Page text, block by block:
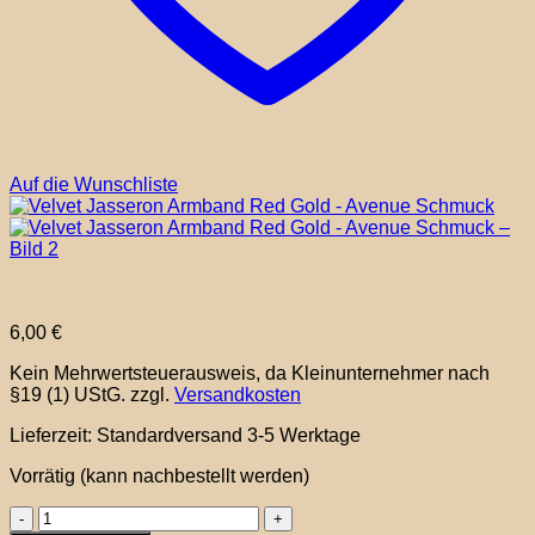
Auf die Wunschliste
6,00 €
Kein Mehrwertsteuerausweis, da Kleinunternehmer nach
§19 (1) UStG. zzgl. Versandkosten
Lieferzeit: Standardversand 3-5 Werktage
Vorrätig (kann nachbestellt werden)
Velvet